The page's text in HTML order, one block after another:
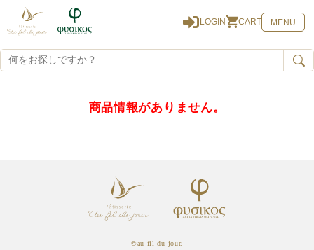
LOGIN CART
MENU
商品情報がありません。
©au fil du jour.